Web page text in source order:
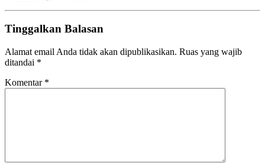
Tinggalkan Balasan
Alamat email Anda tidak akan dipublikasikan. Ruas yang wajib
ditandai *
Komentar *